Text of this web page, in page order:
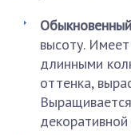
Обыкновенный
высоту.
длинными
оттенка,